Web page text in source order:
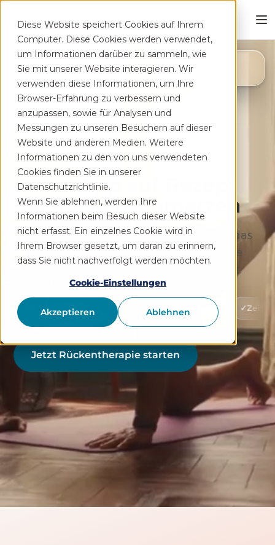
Diese Website speichert Cookies auf Ihrem
Computer. Diese Cookies werden verwendet,
um Informationen darüber zu sammeln, wie
Sie mit unserer Website interagieren. Wir
verwenden diese Informationen, um Ihre
Browser-Erfahrung zu verbessern und
anzupassen, sowie für Analysen und
Messungen zu unseren Besuchern auf dieser
Website und anderen Medien. Weitere
Informationen zu den von uns verwendeten
Cookies finden Sie in unserer
Datenschutzrichtlinie.
Wenn Sie ablehnen, werden Ihre
Informationen beim Besuch dieser Website
nicht erfasst. Ein einzelnes Cookie wird in
Ihrem Browser gesetzt, um daran zu erinnern,
dass Sie nicht nachverfolgt werden möchten.
Cookie-Einstellungen
Akzeptieren Ablehnen
Deine App auf Rezept
bei Rücken­schmerzen
Therapeutisches Training für zu Hause, das
sich flexibel deinem Alltag anpasst. Ohne
lange Wartezeiten, kostenfrei auf Rezept.
gelistet 100% Kostenübernahme Zeitlich flexibel
Jetzt Rückentherapie starten